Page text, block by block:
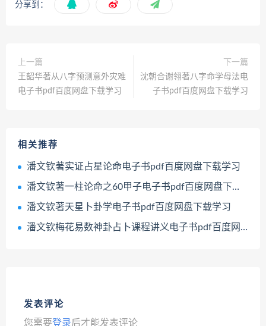
分享到：
上一篇
王韶华著从八字预测意外灾难
电子书pdf百度网盘下载学习
下一篇
沈朝合谢翎著八字命学母法电
子书pdf百度网盘下载学习
相关推荐
潘文钦著实证占星论命电子书pdf百度网盘下载学习
潘文钦著一柱论命之60甲子电子书pdf百度网盘下载学习
潘文钦著天星卜卦学电子书pdf百度网盘下载学习
潘文钦梅花易数神卦占卜课程讲义电子书pdf百度网盘下载学习
发表评论
您需要登录后才能发表评论